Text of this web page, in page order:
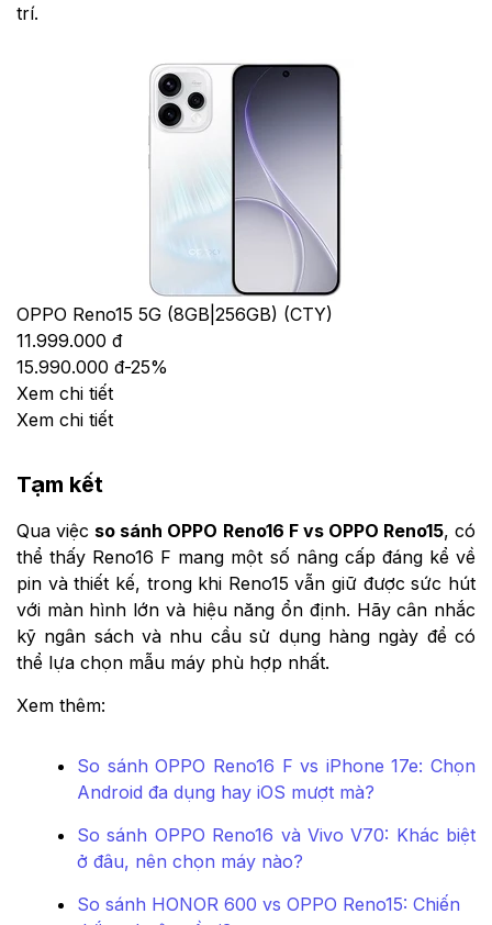
trí.
OPPO Reno15 5G (8GB|256GB) (CTY)
11.999.000 đ
15.990.000 đ-25%
Xem chi tiết
Xem chi tiết
Tạm kết
Qua việc so sánh OPPO Reno16 F vs OPPO Reno15, có
thể thấy Reno16 F mang một số nâng cấp đáng kể về
pin và thiết kế, trong khi Reno15 vẫn giữ được sức hút
với màn hình lớn và hiệu năng ổn định. Hãy cân nhắc
kỹ ngân sách và nhu cầu sử dụng hàng ngày để có
thể lựa chọn mẫu máy phù hợp nhất.
Xem thêm:
So sánh OPPO Reno16 F vs iPhone 17e: Chọn
Android đa dụng hay iOS mượt mà?
So sánh OPPO Reno16 và Vivo V70: Khác biệt
ở đâu, nên chọn máy nào?
So sánh HONOR 600 vs OPPO Reno15: Chiến